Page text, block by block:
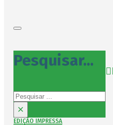
Pesquisar...
Pesquisar
×
EDIÇÃO IMPRESSA